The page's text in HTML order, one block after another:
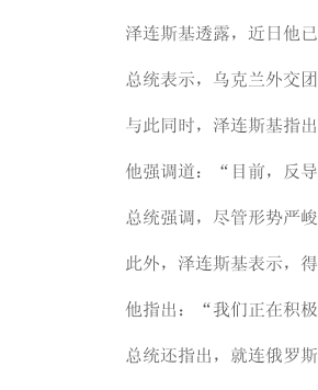
泽连斯基透露，近日他
总统表示，乌克兰外交
与此同时，泽连斯基指
他强调道：“目前，反
总统强调，尽管形势严
此外，泽连斯基表示，
他指出：“我们正在积
总统还指出，就连俄罗